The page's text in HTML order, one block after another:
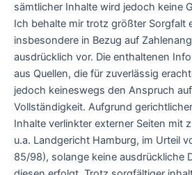
sämtlicher Inhalte wird jedoch keine
Ich behalte mir trotz größter Sorgfalt
insbesondere in Bezug auf
ausdrücklich vor. Die enthaltenen
aus Quellen, die für zuverlässig
jedoch keineswegs den Anspruch
Vollständigkeit. Aufgrund
Inhalte verlinkter externer Seiten mit
u.a. Landgericht Hamburg, im Urteil
85/98), solange keine ausdrückliche